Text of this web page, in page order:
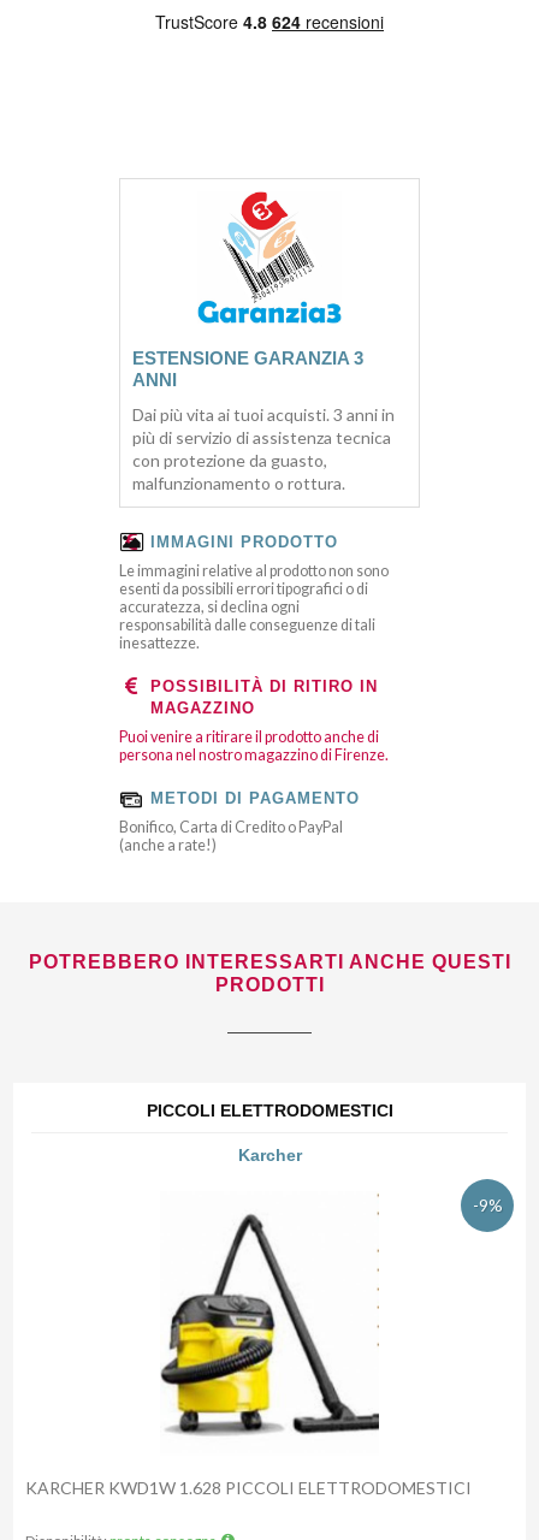
ESTENSIONE GARANZIA 3
ANNI
Dai più vita ai tuoi acquisti. 3 anni in
più di servizio di assistenza tecnica
con protezione da guasto,
malfunzionamento o rottura.
IMMAGINI PRODOTTO
Le immagini relative al prodotto non sono
esenti da possibili errori tipografici o di
accuratezza, si declina ogni
responsabilità dalle conseguenze di tali
inesattezze.
POSSIBILITÀ DI RITIRO IN
MAGAZZINO
Puoi venire a ritirare il prodotto anche di
persona nel nostro magazzino di Firenze.
METODI DI PAGAMENTO
Bonifico, Carta di Credito o PayPal
(anche a rate!)
POTREBBERO INTERESSARTI ANCHE QUESTI
PRODOTTI
PICCOLI ELETTRODOMESTICI
Karcher
-9%
KARCHER KWD1W 1.628 PICCOLI ELETTRODOMESTICI